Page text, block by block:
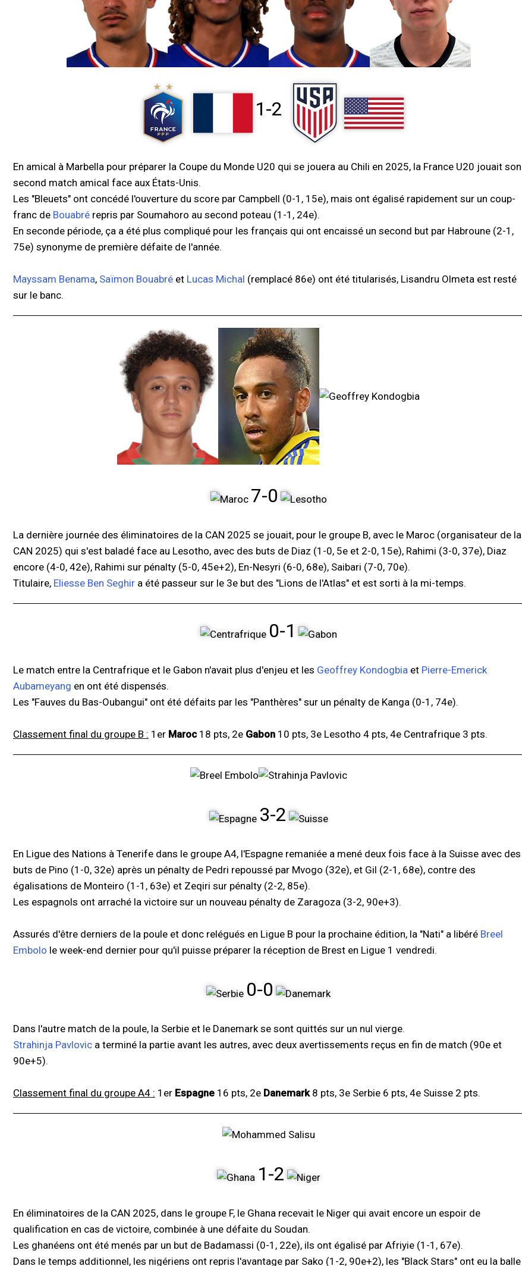
1-2
En amical à Marbella pour préparer la Coupe du Monde U20 qui se jouera au Chili en 2025, la France U20 jouait son
second match amical face aux États-Unis.
Les "Bleuets" ont concédé l'ouverture du score par Campbell (0-1, 15e), mais ont égalisé rapidement sur un coup-
franc de Bouabré repris par Soumahoro au second poteau (1-1, 24e).
En seconde période, ça a été plus compliqué pour les français qui ont encaissé un second but par Habroune (2-1,
75e) synonyme de première défaite de l'année.
Mayssam Benama, Saïmon Bouabré et Lucas Michal (remplacé 86e) ont été titularisés, Lisandru Olmeta est resté
sur le banc.
7-0
La dernière journée des éliminatoires de la CAN 2025 se jouait, pour le groupe B, avec le Maroc (organisateur de la
CAN 2025) qui s'est baladé face au Lesotho, avec des buts de Diaz (1-0, 5e et 2-0, 15e), Rahimi (3-0, 37e), Diaz
encore (4-0, 42e), Rahimi sur pénalty (5-0, 45e+2), En-Nesyri (6-0, 68e), Saibari (7-0, 70e).
Titulaire, Eliesse Ben Seghir a été passeur sur le 3e but des "Lions de l'Atlas" et est sorti à la mi-temps.
0-1
Le match entre la Centrafrique et le Gabon n'avait plus d'enjeu et les Geoffrey Kondogbia et Pierre-Emerick
Aubameyang en ont été dispensés.
Les "Fauves du Bas-Oubangui" ont été défaits par les "Panthères" sur un pénalty de Kanga (0-1, 74e).
Classement final du groupe B : 1er Maroc18 pts, 2e Gabon 10 pts, 3e Lesotho 4 pts, 4e Centrafrique 3 pts.
3-2
En Ligue des Nations à Tenerife dans le groupe A4, l'Espagne remaniée a mené deux fois face à la Suisse avec des
buts de Pino (1-0, 32e) après un pénalty de Pedri repoussé par Mvogo (32e), et Gil (2-1, 68e), contre des
égalisations de Monteiro (1-1, 63e) et Zeqiri sur pénalty (2-2, 85e).
Les espagnols ont arraché la victoire sur un nouveau pénalty de Zaragoza (3-2, 90e+3).
Assurés d'être derniers de la poule et donc relégués en Ligue B pour la prochaine édition, la "Nati" a libéré Breel
Embolo le week-end dernier pour qu'il puisse préparer la réception de Brest en Ligue 1 vendredi.
0-0
Dans l'autre match de la poule, la Serbie et le Danemark se sont quittés sur un nul vierge.
Strahinja Pavlovic a terminé la partie avant les autres, avec deux avertissements reçus en fin de match (90e et
90e+5).
Classement final du groupe A4 : 1er Espagne 16 pts, 2e Danemark8 pts, 3e Serbie 6 pts, 4e Suisse 2 pts.
1-2
En éliminatoires de la CAN 2025, dans le groupe F, le Ghana recevait le Niger qui avait encore un espoir de
qualification en cas de victoire, combinée à une défaite du Soudan.
Les ghanéens ont été menés par un but de Badamassi (0-1, 22e), ils ont égalisé par Afriyie (1-1, 67e).
Dans le temps additionnel, les nigériens ont repris l'avantage par Sako (1-2, 90e+2), les "Black Stars" ont eu la balle